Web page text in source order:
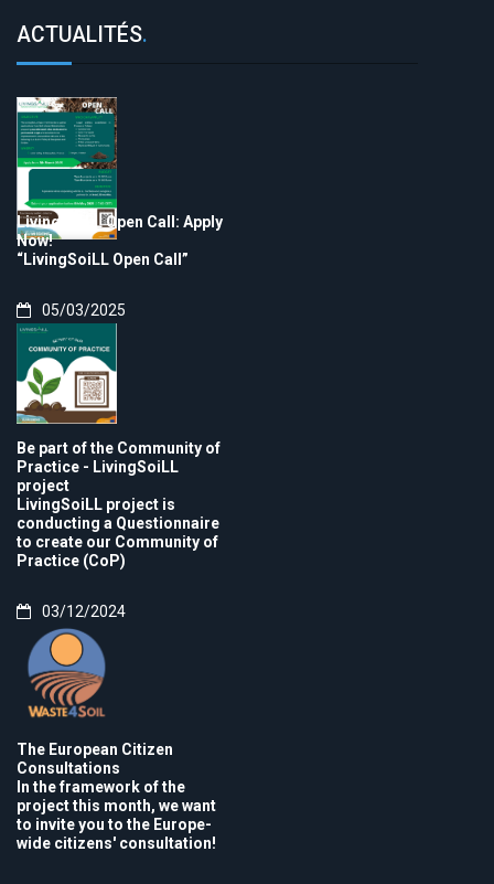
ACTUALITÉS.
LivingSoiLL Open Call: Apply
Now!
“LivingSoiLL Open Call”
05/03/2025
Be part of the Community of
Practice - LivingSoiLL
project
LivingSoiLL project is
conducting a Questionnaire
to create our Community of
Practice (CoP)
03/12/2024
The European Citizen
Consultations
In the framework of the
project this month, we want
to invite you to the Europe-
wide citizens' consultation!